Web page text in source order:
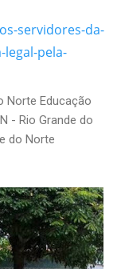
servidores-da-
legal-pela-
Norte Educação
- Rio Grande do
do Norte